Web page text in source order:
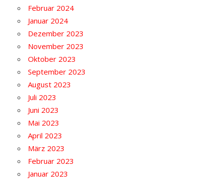
Februar 2024
Januar 2024
Dezember 2023
November 2023
Oktober 2023
September 2023
August 2023
Juli 2023
Juni 2023
Mai 2023
April 2023
März 2023
Februar 2023
Januar 2023